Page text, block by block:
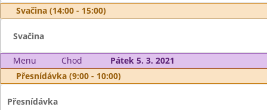
Svačina (14:00 - 15:00)
Svačina
Menu Chod
Pátek 5. 3. 2021
Přesnídávka (9:00 - 10:00)
Přesnídávka